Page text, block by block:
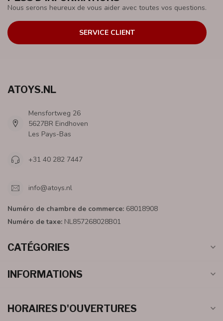
Nous serons heureux de vous aider avec toutes vos questions.
SERVICE CLIENT
ATOYS.NL
Mensfortweg 26
5627BR Eindhoven
Les Pays-Bas
+31 40 282 7447
info@atoys.nl
Numéro de chambre de commerce: 68018908
Numéro de taxe: NL857268028B01
CATÉGORIES
INFORMATIONS
HORAIRES D'OUVERTURES